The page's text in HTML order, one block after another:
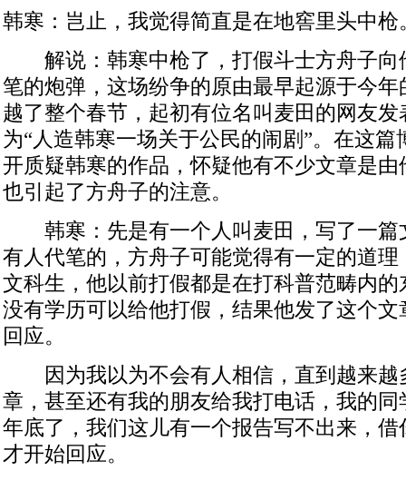
韩寒：岂止，我觉得简直是在地窖里头中枪
解说：韩寒中枪了，打假斗士方舟子向
笔的炮弹，这场纷争的原由最早起源于今年
越了整个春节，起初有位名叫麦田的网友
为“人造韩寒一场关于公民的闹剧”。在这
开质疑韩寒的作品，怀疑他有不少文章是
也引起了方舟子的注意。
韩寒：先是有一个人叫麦田，写了一篇
有人代笔的，方舟子可能觉得有一定的道
文科生，他以前打假都是在打科普范畴内
没有学历可以给他打假，结果他发了这个
回应。
因为我以为不会有人相信，直到越来越
章，甚至还有我的朋友给我打电话，我的
年底了，我们这儿有一个报告写不出来，
才开始回应。